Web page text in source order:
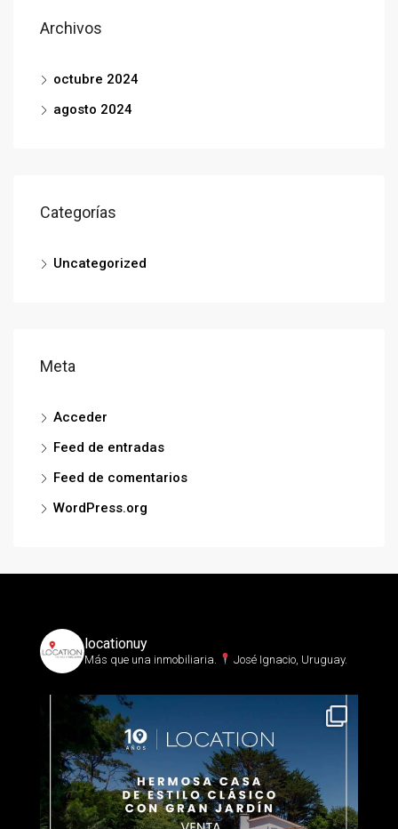
Archivos
octubre 2024
agosto 2024
Categorías
Uncategorized
Meta
Acceder
Feed de entradas
Feed de comentarios
WordPress.org
locationuy
Más que una inmobiliaria.⁣ José Ignacio, Uruguay.